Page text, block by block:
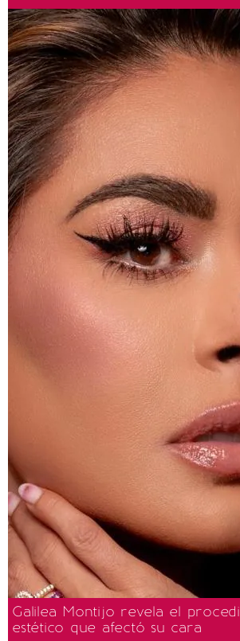
Galilea Montijo revela el
estético que afectó su cara